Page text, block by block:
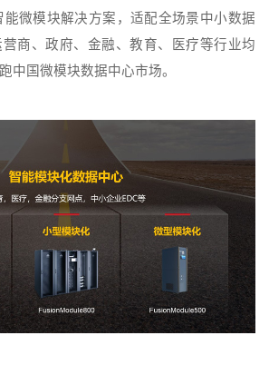
微模块解决方案，适配全场景中小数据
商、政府、金融、教育、医疗等行业均
中国微模块数据中心市场。